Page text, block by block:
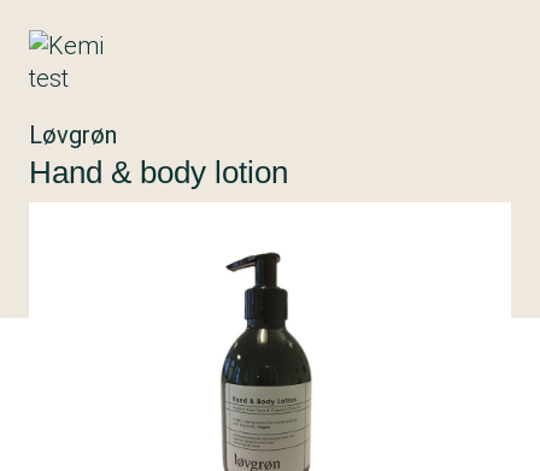
Løvgrøn
Hand & body lotion